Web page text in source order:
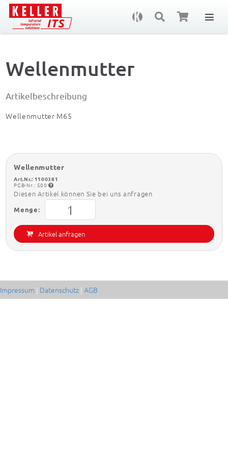
Wellenmutter
Artikelbeschreibung
Wellenmutter M65
Wellenmutter
Art.Nr.: 1100381
PGB-Nr.: 500
Diesen Artikel können Sie bei uns anfragen
Menge:
Artikel anfragen
Impressum | Datenschutz | AGB